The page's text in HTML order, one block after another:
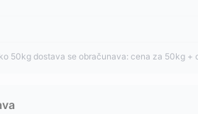
50kg dostava se obračunava: cena za 50kg +